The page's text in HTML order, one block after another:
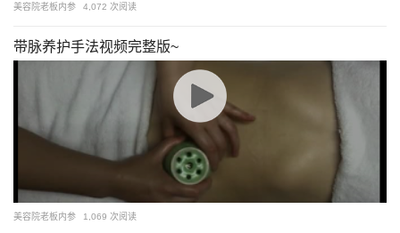
美容院老板内参 4,072 次阅读
带脉养护手法视频完整版~
美容院老板内参 1,069 次阅读